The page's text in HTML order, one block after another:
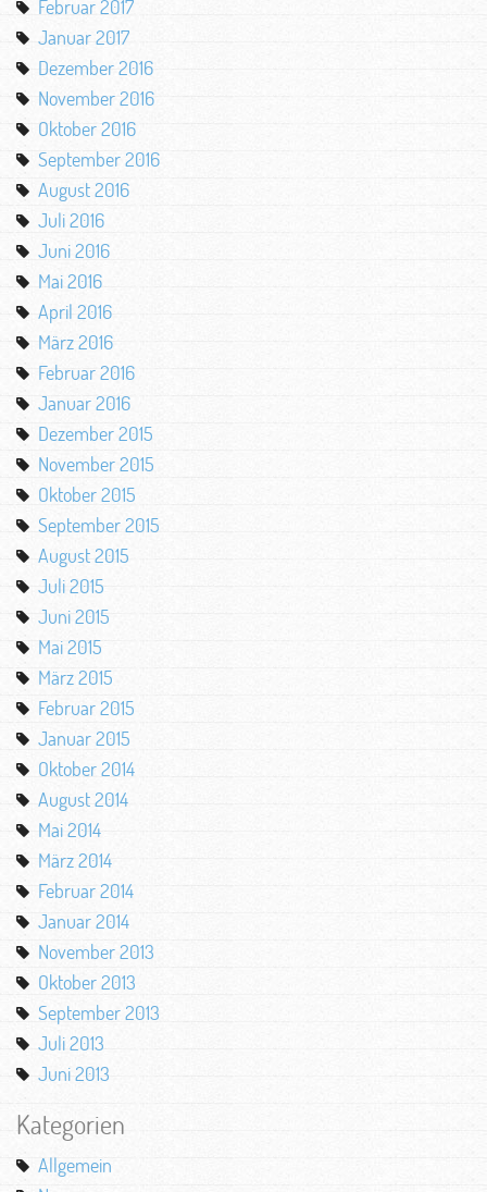
Februar 2017
Januar 2017
Dezember 2016
November 2016
Oktober 2016
September 2016
August 2016
Juli 2016
Juni 2016
Mai 2016
April 2016
März 2016
Februar 2016
Januar 2016
Dezember 2015
November 2015
Oktober 2015
September 2015
August 2015
Juli 2015
Juni 2015
Mai 2015
März 2015
Februar 2015
Januar 2015
Oktober 2014
August 2014
Mai 2014
März 2014
Februar 2014
Januar 2014
November 2013
Oktober 2013
September 2013
Juli 2013
Juni 2013
Kategorien
Allgemein